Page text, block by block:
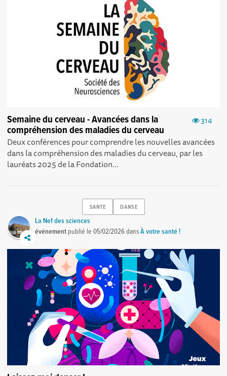
314
Semaine du cerveau - Avancées dans la
compréhension des maladies du cerveau
Deux conférences pour comprendre les nouvelles avancées
dans la compréhension des maladies du cerveau, par les
lauréats 2025 de la Fondation...
SANTE DANSE
La Nef des sciences
événement publié le05/02/2026dansÀ votre santé !